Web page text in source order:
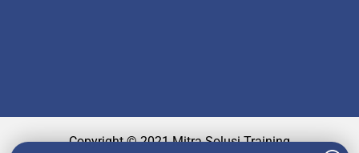
Copyright © 2021 Mitra Solusi Training